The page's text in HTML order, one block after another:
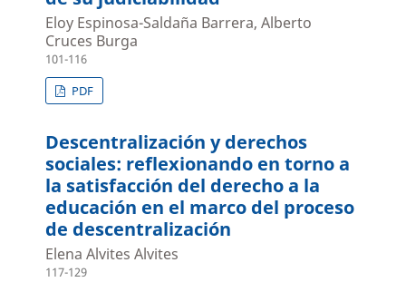
Eloy Espinosa-Saldaña Barrera, Alberto
Cruces Burga
101-116
PDF
Descentralización y derechos
sociales: reflexionando en torno a
la satisfacción del derecho a la
educación en el marco del proceso
de descentralización
Elena Alvites Alvites
117-129